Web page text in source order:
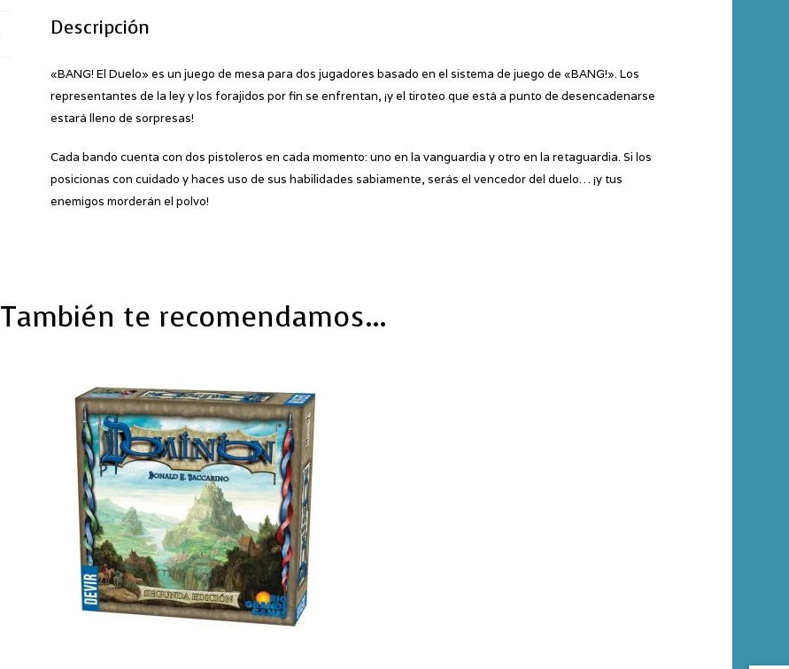
Descripción
«BANG! El Duelo» es un juego de mesa para dos jugadores basado en el sistema de juego de «BANG!». Los
representantes de la ley y los forajidos por fin se enfrentan, ¡y el tiroteo que está a punto de desencadenarse
estará lleno de sorpresas!
Cada bando cuenta con dos pistoleros en cada momento: uno en la vanguardia y otro en la retaguardia. Si los
posicionas con cuidado y haces uso de sus habilidades sabiamente, serás el vencedor del duelo… ¡y tus
enemigos morderán el polvo!
También te recomendamos…